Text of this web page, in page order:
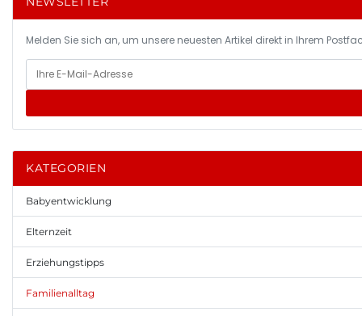
Melden Sie sich an, um unsere neuesten Artikel direkt in Ihrem
KATEGORIEN
Babyentwicklung
Elternzeit
Erziehungstipps
Familienalltag